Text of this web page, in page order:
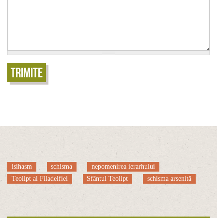
Trimite
isihasm schisma
nepomenirea ierarhului
Teolipt al Filadelfiei
Sfântul Teolipt schisma arsenită